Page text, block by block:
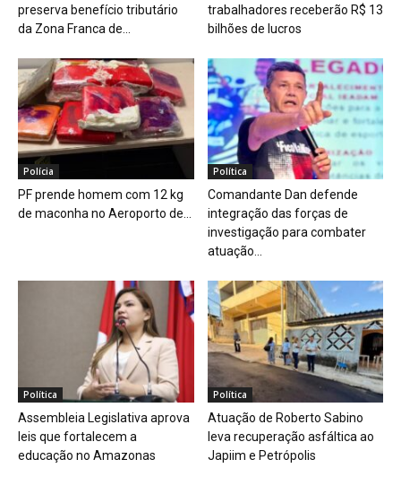
preserva benefício tributário
da Zona Franca de...
trabalhadores receberão R$ 13
bilhões de lucros
Polícia
PF prende homem com 12 kg
de maconha no Aeroporto de...
Política
Comandante Dan defende
integração das forças de
investigação para combater
atuação...
Política
Assembleia Legislativa aprova
leis que fortalecem a
educação no Amazonas
Política
Atuação de Roberto Sabino
leva recuperação asfáltica ao
Japiim e Petrópolis